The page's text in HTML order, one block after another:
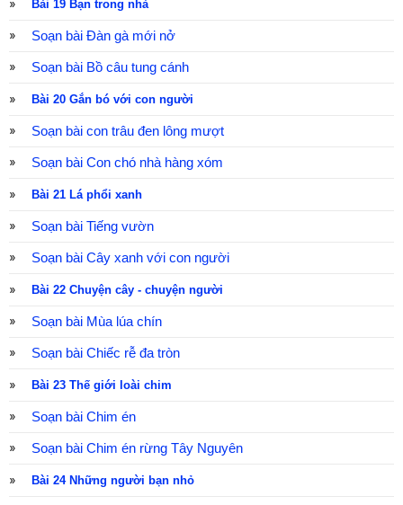
Bài 19 Bạn trong nhà
Soạn bài Đàn gà mới nở
Soạn bài Bồ câu tung cánh
Bài 20 Gắn bó với con người
Soạn bài con trâu đen lông mượt
Soạn bài Con chó nhà hàng xóm
Bài 21 Lá phổi xanh
Soạn bài Tiếng vườn
Soạn bài Cây xanh với con người
Bài 22 Chuyện cây - chuyện người
Soạn bài Mùa lúa chín
Soạn bài Chiếc rễ đa tròn
Bài 23 Thế giới loài chim
Soạn bài Chim én
Soạn bài Chim én rừng Tây Nguyên
Bài 24 Những người bạn nhỏ